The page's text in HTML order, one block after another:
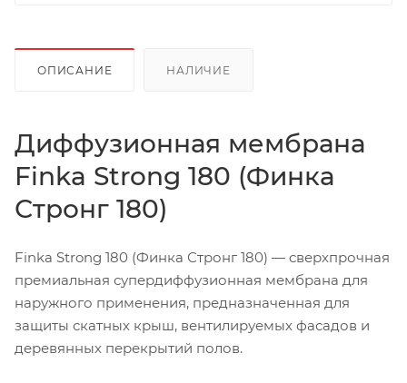
ОПИСАНИЕ НАЛИЧИЕ
Диффузионная мембрана
Finka Strong 180 (Финка
Стронг 180)
Finka Strong 180 (Финка Стронг 180) — сверхпрочная
премиальная супердиффузионная мембрана для
наружного применения, предназначенная для
защиты скатных крыш, вентилируемых фасадов и
деревянных перекрытий полов.